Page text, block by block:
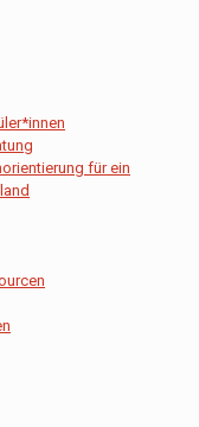
für ein